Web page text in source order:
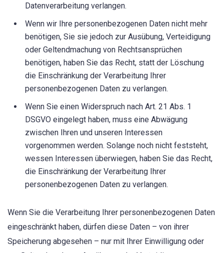
Datenverarbeitung verlangen.
Wenn wir Ihre personenbezogenen Daten nicht mehr
benötigen, Sie sie jedoch zur Ausübung, Verteidigung
oder Geltendmachung von Rechtsansprüchen
benötigen, haben Sie das Recht, statt der Löschung
die Einschränkung der Verarbeitung Ihrer
personenbezogenen Daten zu verlangen.
Wenn Sie einen Widerspruch nach Art. 21 Abs. 1
DSGVO eingelegt haben, muss eine Abwägung
zwischen Ihren und unseren Interessen
vorgenommen werden. Solange noch nicht feststeht,
wessen Interessen überwiegen, haben Sie das Recht,
die Einschränkung der Verarbeitung Ihrer
personenbezogenen Daten zu verlangen.
Wenn Sie die Verarbeitung Ihrer personenbezogenen Daten
eingeschränkt haben, dürfen diese Daten – von ihrer
Speicherung abgesehen – nur mit Ihrer Einwilligung oder